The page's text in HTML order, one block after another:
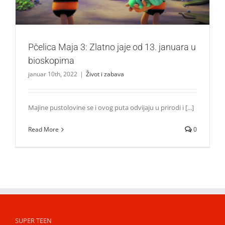
Pčelica Maja 3: Zlatno jaje od 13. januara u
bioskopima
januar 10th, 2022 | Život i zabava
Majine pustolovine se i ovog puta odvijaju u prirodi i [...]
Read More 0
SUPER TEEN